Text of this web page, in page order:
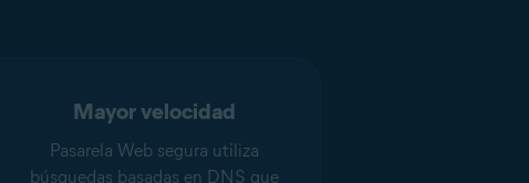
Mayor velocidad
Pasarela Web segura utiliza
búsquedas basadas en DNS que